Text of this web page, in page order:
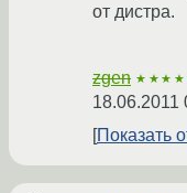
от дистра.
zgen
18.06.2011
Показать